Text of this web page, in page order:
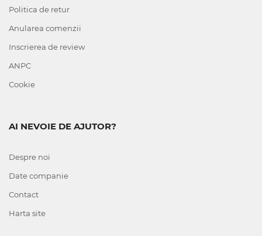
Politica de retur
Anularea comenzii
Inscrierea de review
ANPC
Cookie
AI NEVOIE DE AJUTOR?
Despre noi
Date companie
Contact
Harta site